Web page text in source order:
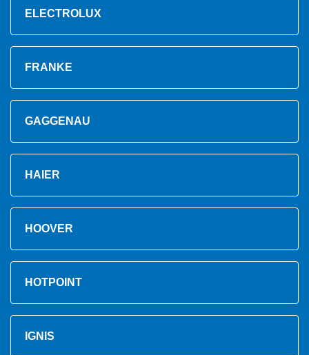
ELECTROLUX
FRANKE
GAGGENAU
HAIER
HOOVER
HOTPOINT
IGNIS